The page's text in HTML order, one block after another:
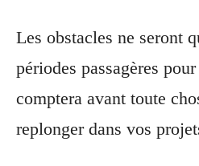
Les obstacles ne seront
périodes passagères
comptera avant toute
replonger dans vos